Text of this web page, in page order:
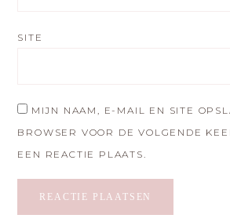
SITE
MIJN NAAM, E-MAIL EN SITE
BROWSER VOOR DE VOLGENDE
EEN REACTIE PLAATS.